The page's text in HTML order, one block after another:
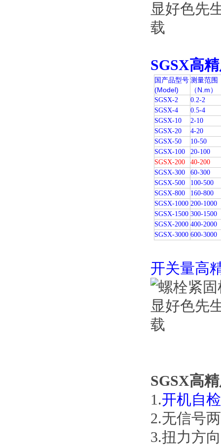
SGSX高
国产品型号
(Model)
测量范围
（N.m）
SGSX-2
0.2-2
SGSX-4
0.5-4
SGSX-10
2-10
SGSX-20
4-20
SGSX-50
10-50
SGSX-100
20-100
SGSX-200
40-200
SGSX-300
60-300
SGSX-500
100-500
SGSX-800
160-800
SGSX-1000 200-1000
SGSX-1500 300-1500
SGSX-2000 400-2000
SGSX-3000 600-3000
开关量高
SGSX高
1.开机自
2.无信号两
3.扭力方向